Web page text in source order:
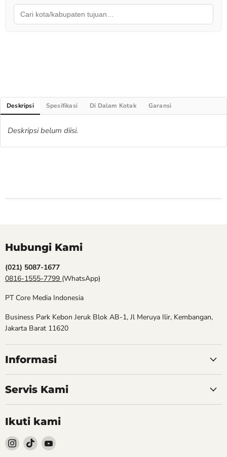
Deskripsi Spesifikasi Di Dalam Kotak Garansi
Deskripsi belum diisi.
Hubungi Kami
(021) 5087-1677
0816-1555-7799 (WhatsApp)
PT Core Media Indonesia
Business Park Kebon Jeruk Blok AB-1, Jl Meruya Ilir, Kembangan,
Jakarta Barat 11620
Informasi
Servis Kami
Ikuti kami
Follow
kami
Follow
kami
Follow